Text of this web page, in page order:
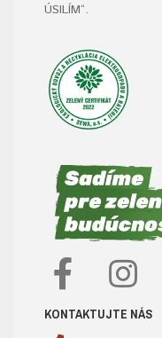
ÚSILÍM“.
KONTAKTUJTE NÁS